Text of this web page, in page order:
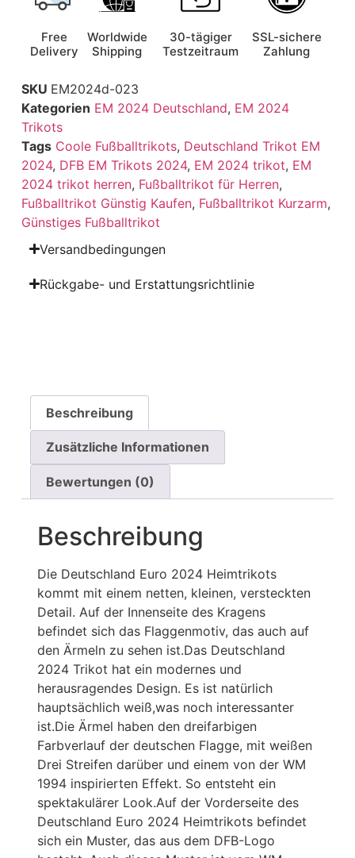
Free
Delivery
Worldwide
Shipping
30-tägiger
Testzeitraum
SSL-sichere
Zahlung
SKU EM2024d-023
Kategorien EM 2024 Deutschland, EM 2024
Trikots
Tags Coole Fußballtrikots, Deutschland Trikot EM
2024, DFB EM Trikots 2024, EM 2024 trikot, EM
2024 trikot herren, Fußballtrikot für Herren,
Fußballtrikot Günstig Kaufen, Fußballtrikot Kurzarm,
Günstiges Fußballtrikot
Versandbedingungen
Rückgabe- und Erstattungsrichtlinie
Beschreibung
Zusätzliche Informationen
Bewertungen (0)
Beschreibung
Die Deutschland Euro 2024 Heimtrikots
kommt mit einem netten, kleinen, versteckten
Detail. Auf der Innenseite des Kragens
befindet sich das Flaggenmotiv, das auch auf
den Ärmeln zu sehen ist.Das Deutschland
2024 Trikot hat ein modernes und
herausragendes Design. Es ist natürlich
hauptsächlich weiß,was noch interessanter
ist.Die Ärmel haben den dreifarbigen
Farbverlauf der deutschen Flagge, mit weißen
Drei Streifen darüber und einem von der WM
1994 inspirierten Effekt. So entsteht ein
spektakulärer Look.Auf der Vorderseite des
Deutschland Euro 2024 Heimtrikots befindet
sich ein Muster, das aus dem DFB-Logo